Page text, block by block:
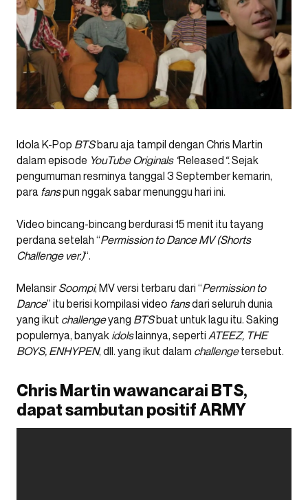
Idola K-Pop BTSbaru aja tampil dengan Chris Martin
dalam episode YouTube Originals “Released “.Sejak
pengumuman resminya tanggal 3 September kemarin,
para fanspun nggak sabar menunggu hari ini.
Video bincang-bincang berdurasi 15 menit itu tayang
perdana setelah “Permission to DanceMV (Shorts
Challenge ver.)“.
Melansir Soompi, MV versi terbaru dari “Permission to
Dance” itu berisi kompilasi video fansdari seluruh dunia
yang ikut challengeyang BTSbuat untuk lagu itu. Saking
populernya, banyak idolslainnya, seperti ATEEZ, THE
BOYS, ENHYPEN, dll. yang ikut dalam challengetersebut.
Chris Martin wawancarai BTS,
dapat sambutan positif ARMY